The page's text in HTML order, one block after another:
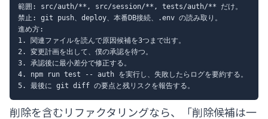
範囲: src/auth/**, src/session/**, tests/auth/** だけ。
禁止: git push、deploy、本番DB接続、.env の読み取り。
進め方:
1. 関連ファイルを読んで原因候補を3つまで出す。
2. 変更計画を出して、僕の承認を待つ。
3. 承認後に最小差分で修正する。
4. npm run test -- auth を実行し、失敗したらログを要約する。
削除を含むリファクタリングなら、「削除候補は一